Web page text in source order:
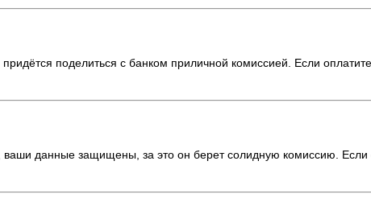
поделиться с банком приличной комиссией. Если
ваши данные защищены, за это он берет солидную комиссию. Если